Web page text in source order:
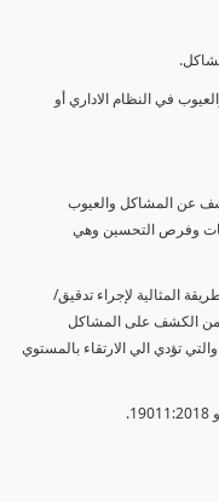
في النظام الاداري أو
عن المشاكل والعيوب
وفرص التحسين وهي
المثالية لإجراء تدقيق/
من الكشف على المشاكل
تؤدي الي الارتقاء بالمستوي